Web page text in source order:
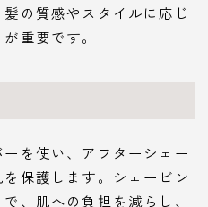
の質感やスタイルに応じ
重要です。
を使い、アフターシェー
保護します。シェービン
、肌への負担を減らし、